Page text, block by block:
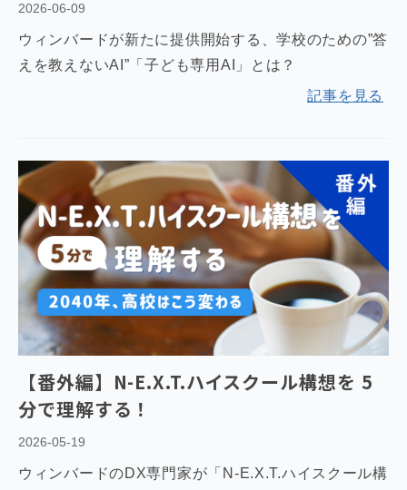
2026-06-09
ウィンバードが新たに提供開始する、学校のための”答
えを教えないAI”「子ども専用AI」とは？
記事を見る
【番外編】N-E.X.T.ハイスクール構想を 5
分で理解する！
2026-05-19
ウィンバードのDX専門家が「N-E.X.T.ハイスクール構